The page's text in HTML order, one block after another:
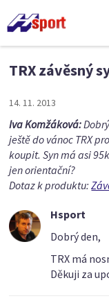
TRX závěsný
14. 11. 2013
Iva Komžáková:
ještě do vánoc TRX
koupit. Syn má asi
jen orientační?
Dotaz k produktu:
Hsport
Dobrý den,
TRX má
Děkuji za